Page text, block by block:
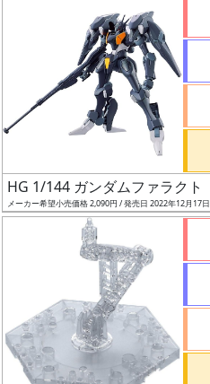
始
抽
選
活
HG 1/144 ガンダムファラクト
メーカー希望小売価格 2,090円 / 発売日 2022年12月17日